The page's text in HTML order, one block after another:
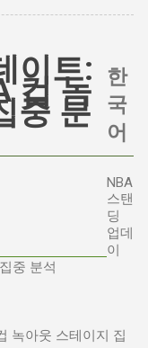
는지 여부를 넘어, 우
에게 기대하는 바가
기대를 어떻게 충족
적인 질문을 던집니
정성'의 대명사 이 지
의 이름이 등장하는
그는 '메소드 연
로서, 맡는 역할마다
물과 구분이 어려울
. <나의 왼발>에서
닙니다. 최근 미국
이 연결되어 있습니
게세스(Pete
진 이 스캔들은 예상
의 이름까지 소
니다. 왜 'jd'가 갑자
까요? 최대100%세일
캔들: 피트 헤게세스
스캔들의 핵심 인물
봐야 합니다. 최근 공
따르면, 헤게세스는
각한 문제를 야기하
이트:
컵 녹
중 분
한
국
어
NBA
스탠
딩
업데
이
중 분석
녹아웃 스테이지 집